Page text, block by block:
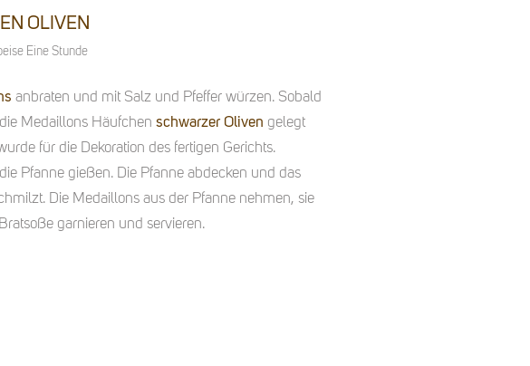
OLIVEN
Eine Stunde
anbraten und mit Salz und Pfeffer würzen. Sobald
Medaillons Häufchen schwarzer Oliven gelegt
für die Dekoration des fertigen Gerichts.
Pfanne gießen. Die Pfanne abdecken und das
Die Medaillons aus der Pfanne nehmen, sie
garnieren und servieren.